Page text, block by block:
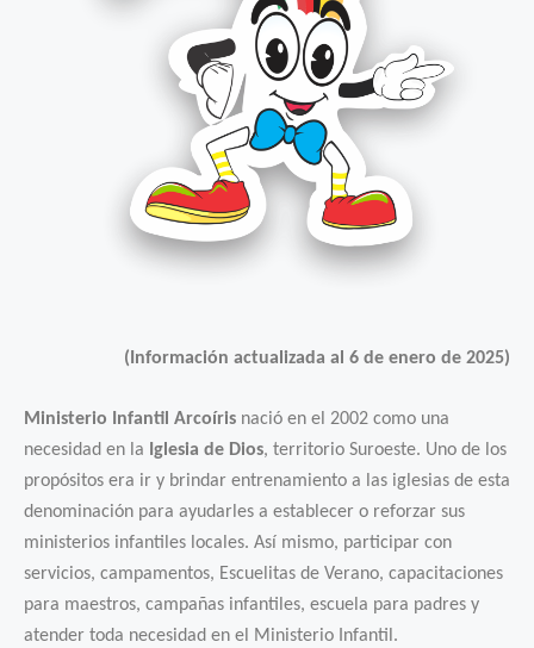
(Información actualizada al 6 de enero de 2025)
Ministerio Infantil Arcoíris nació en el 2002 como una
necesidad en la Iglesia de Dios, territorio Suroeste. Uno de los
propósitos era ir y brindar entrenamiento a las iglesias de esta
denominación para ayudarles a establecer o reforzar sus
ministerios infantiles locales. Así mismo, participar con
servicios, campamentos, Escuelitas de Verano, capacitaciones
para maestros, campañas infantiles, escuela para padres y
atender toda necesidad en el Ministerio Infantil.